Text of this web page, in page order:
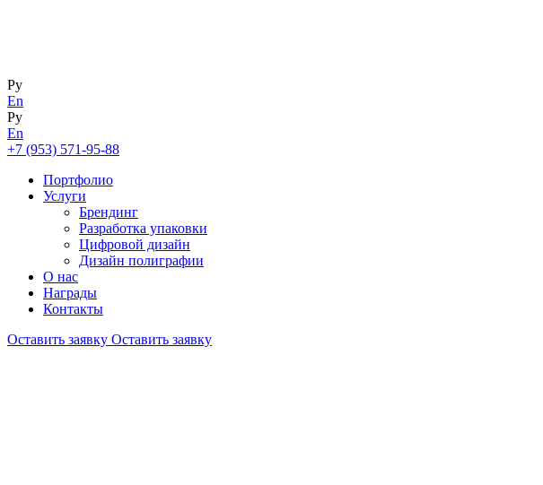
Ру
En
Ру
En
+7 (953) 571-95-88
Портфолио
Услуги
Брендинг
Разработка упаковки
Цифровой дизайн
Дизайн полиграфии
О нас
Награды
Контакты
Оставить заявку Оставить заявку